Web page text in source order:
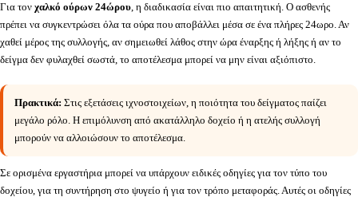
Για τον χαλκό ούρων 24ώρου, η διαδικασία είναι πιο απαιτητική. Ο ασθενής
πρέπει να συγκεντρώσει όλα τα ούρα που αποβάλλει μέσα σε ένα πλήρες 24ωρο. Αν
χαθεί μέρος της συλλογής, αν σημειωθεί λάθος στην ώρα έναρξης ή λήξης ή αν το
δείγμα δεν φυλαχθεί σωστά, το αποτέλεσμα μπορεί να μην είναι αξιόπιστο.
Πρακτικά: Στις εξετάσεις ιχνοστοιχείων, η ποιότητα του δείγματος παίζει
μεγάλο ρόλο. Η επιμόλυνση από ακατάλληλο δοχείο ή η ατελής συλλογή
μπορούν να αλλοιώσουν το αποτέλεσμα.
Σε ορισμένα εργαστήρια μπορεί να υπάρχουν ειδικές οδηγίες για τον τύπο του
δοχείου, για τη συντήρηση στο ψυγείο ή για τον τρόπο μεταφοράς. Αυτές οι οδηγίες